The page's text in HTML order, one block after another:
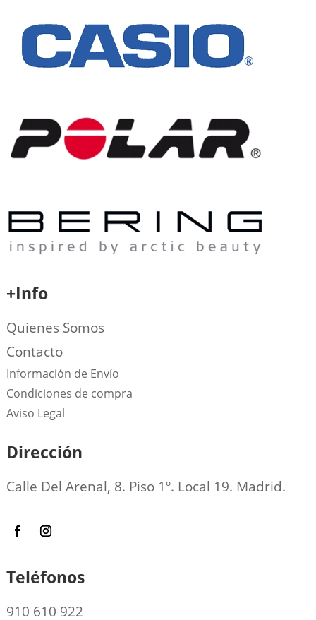
+Info
Quienes Somos
Contacto
Información de Envío
Condiciones de compra
Aviso Legal
Dirección
Calle Del Arenal, 8. Piso 1º. Local 19. Madrid.
Teléfonos
910 610 922